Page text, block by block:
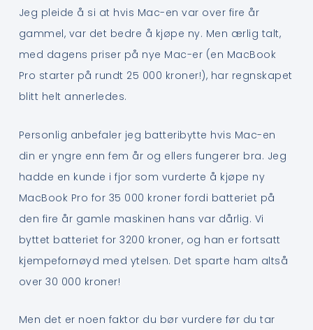
Jeg pleide å si at hvis Mac-en var over fire år
gammel, var det bedre å kjøpe ny. Men ærlig talt,
med dagens priser på nye Mac-er (en MacBook
Pro starter på rundt 25 000 kroner!), har regnskapet
blitt helt annerledes.
Personlig anbefaler jeg batteribytte hvis Mac-en
din er yngre enn fem år og ellers fungerer bra. Jeg
hadde en kunde i fjor som vurderte å kjøpe ny
MacBook Pro for 35 000 kroner fordi batteriet på
den fire år gamle maskinen hans var dårlig. Vi
byttet batteriet for 3200 kroner, og han er fortsatt
kjempefornøyd med ytelsen. Det sparte ham altså
over 30 000 kroner!
Men det er noen faktor du bør vurdere før du tar